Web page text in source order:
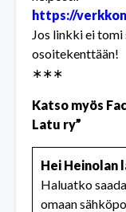
https://
Jos linkki ei tomi
osoitekenttään!
∗∗∗
Katso myös
Latu ry”
Hei Heinolan
Haluatko
omaan